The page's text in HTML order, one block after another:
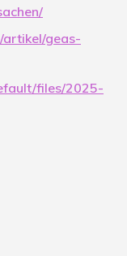
geas-
files/2025-